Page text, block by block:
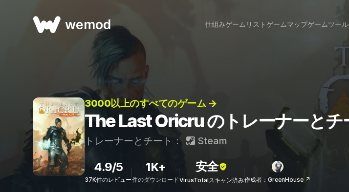
wemod 仕組みゲームリストゲームマップゲームツール
3000以上のすべてのゲーム →
The Last Oricru のトレーナーとチ
トレーナーとチート： Steam
4.9/5
37K件のレビュー
1K+
件のダウンロード
安全
VirusTotalスキャン済み作成者：GreenHouse ↗